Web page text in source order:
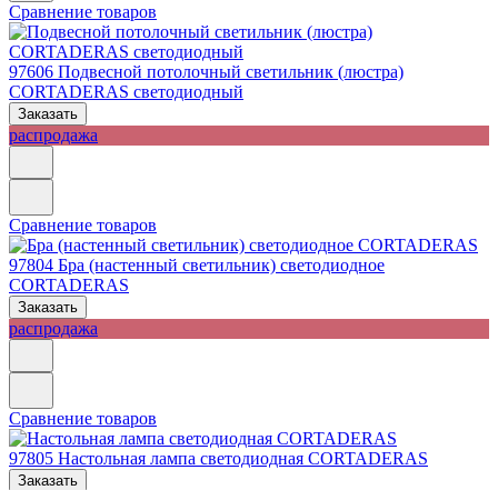
Сравнение товаров
97606 Подвесной потолочный светильник (люстра)
CORTADERAS светодиодный
Заказать
распродажа
Сравнение товаров
97804 Бра (настенный светильник) светодиодное
CORTADERAS
Заказать
распродажа
Сравнение товаров
97805 Настольная лампа светодиодная CORTADERAS
Заказать